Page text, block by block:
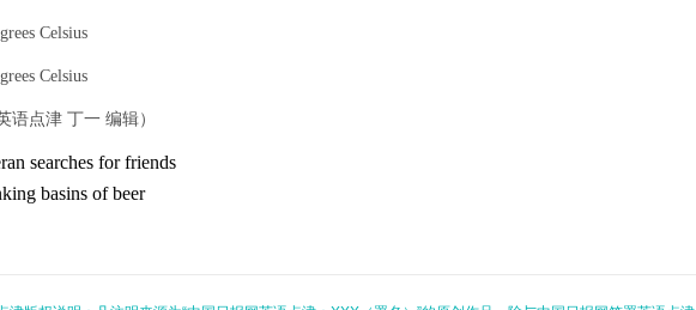
Celsius
Celsius
语点津 丁一 编辑）
searches for friends
basins of beer